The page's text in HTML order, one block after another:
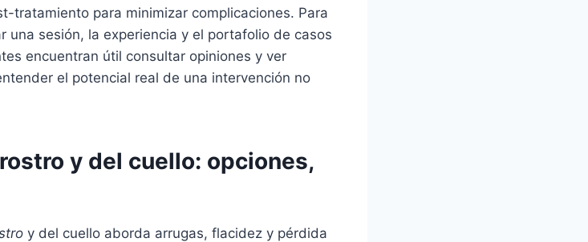
tratamiento para minimizar complicaciones. Para
una sesión, la experiencia y el portafolio de casos
encuentran útil consultar opiniones y ver
el potencial real de una intervención no
y del cuello: opciones,
y del cuello aborda arrugas, flacidez y pérdida